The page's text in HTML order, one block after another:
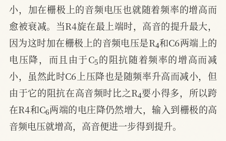
小，加在栅极上的音频电压也就随着频率的增高而
愈被衰减。当R4旋在最上端时，高音的提升最大，
因为这时加在栅极上的音频电压是R4和C6两端上的
电压降，而且由于C5的阻抗随着频率的增高而减
小，虽然此时C6上压降也是随频率升高而减小，但
由于它的阻抗在高音频时比之R4要小得多，所以跨
在R4和C6两端的电庄降仍然增大，输入到栅极的高
音频电压就增高，高音便进一步得到提升。